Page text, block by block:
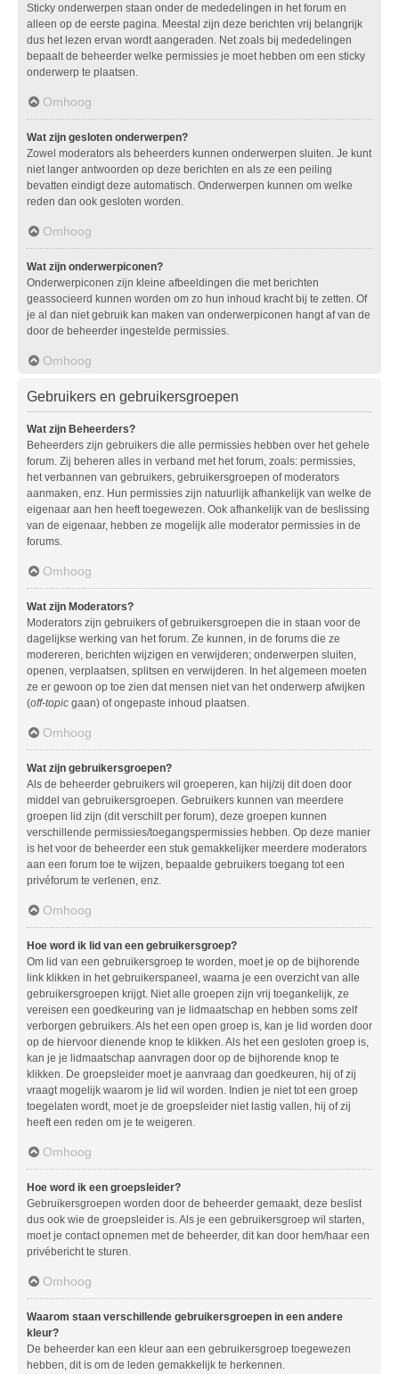
Sticky onderwerpen staan onder de mededelingen in het forum en
alleen op de eerste pagina. Meestal zijn deze berichten vrij belangrijk
dus het lezen ervan wordt aangeraden. Net zoals bij mededelingen
bepaalt de beheerder welke permissies je moet hebben om een sticky
onderwerp te plaatsen.
Omhoog
Wat zijn gesloten onderwerpen?
Zowel moderators als beheerders kunnen onderwerpen sluiten. Je kunt
niet langer antwoorden op deze berichten en als ze een peiling
bevatten eindigt deze automatisch. Onderwerpen kunnen om welke
reden dan ook gesloten worden.
Omhoog
Wat zijn onderwerpiconen?
Onderwerpiconen zijn kleine afbeeldingen die met berichten
geassocieerd kunnen worden om zo hun inhoud kracht bij te zetten. Of
je al dan niet gebruik kan maken van onderwerpiconen hangt af van de
door de beheerder ingestelde permissies.
Omhoog
Gebruikers en gebruikersgroepen
Wat zijn Beheerders?
Beheerders zijn gebruikers die alle permissies hebben over het gehele
forum. Zij beheren alles in verband met het forum, zoals: permissies,
het verbannen van gebruikers, gebruikersgroepen of moderators
aanmaken, enz. Hun permissies zijn natuurlijk afhankelijk van welke de
eigenaar aan hen heeft toegewezen. Ook afhankelijk van de beslissing
van de eigenaar, hebben ze mogelijk alle moderator permissies in de
forums.
Omhoog
Wat zijn Moderators?
Moderators zijn gebruikers of gebruikersgroepen die in staan voor de
dagelijkse werking van het forum. Ze kunnen, in de forums die ze
modereren, berichten wijzigen en verwijderen; onderwerpen sluiten,
openen, verplaatsen, splitsen en verwijderen. In het algemeen moeten
ze er gewoon op toe zien dat mensen niet van het onderwerp afwijken
(off-topic gaan) of ongepaste inhoud plaatsen.
Omhoog
Wat zijn gebruikersgroepen?
Als de beheerder gebruikers wil groeperen, kan hij/zij dit doen door
middel van gebruikersgroepen. Gebruikers kunnen van meerdere
groepen lid zijn (dit verschilt per forum), deze groepen kunnen
verschillende permissies/toegangspermissies hebben. Op deze manier
is het voor de beheerder een stuk gemakkelijker meerdere moderators
aan een forum toe te wijzen, bepaalde gebruikers toegang tot een
privéforum te verlenen, enz.
Omhoog
Hoe word ik lid van een gebruikersgroep?
Om lid van een gebruikersgroep te worden, moet je op de bijhorende
link klikken in het gebruikerspaneel, waarna je een overzicht van alle
gebruikersgroepen krijgt. Niet alle groepen zijn vrij toegankelijk, ze
vereisen een goedkeuring van je lidmaatschap en hebben soms zelf
verborgen gebruikers. Als het een open groep is, kan je lid worden door
op de hiervoor dienende knop te klikken. Als het een gesloten groep is,
kan je je lidmaatschap aanvragen door op de bijhorende knop te
klikken. De groepsleider moet je aanvraag dan goedkeuren, hij of zij
vraagt mogelijk waarom je lid wil worden. Indien je niet tot een groep
toegelaten wordt, moet je de groepsleider niet lastig vallen, hij of zij
heeft een reden om je te weigeren.
Omhoog
Hoe word ik een groepsleider?
Gebruikersgroepen worden door de beheerder gemaakt, deze beslist
dus ook wie de groepsleider is. Als je een gebruikersgroep wil starten,
moet je contact opnemen met de beheerder, dit kan door hem/haar een
privébericht te sturen.
Omhoog
Waarom staan verschillende gebruikersgroepen in een andere
kleur?
De beheerder kan een kleur aan een gebruikersgroep toegewezen
hebben, dit is om de leden gemakkelijk te herkennen.